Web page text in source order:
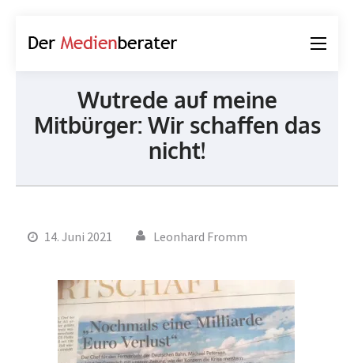
Wutrede auf meine
Mitbürger: Wir schaffen das
nicht!
14. Juni 2021 Leonhard Fromm